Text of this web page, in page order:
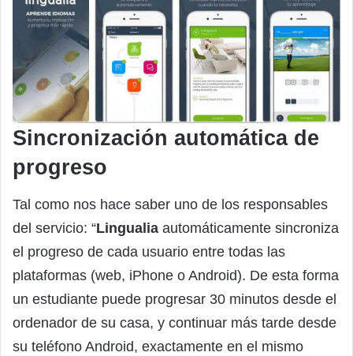
Sincronización automática de
progreso
Tal como nos hace saber uno de los responsables
del servicio: “Lingualia automáticamente sincroniza
el progreso de cada usuario entre todas las
plataformas (web, iPhone o Android). De esta forma
un estudiante puede progresar 30 minutos desde el
ordenador de su casa, y continuar más tarde desde
su teléfono Android, exactamente en el mismo